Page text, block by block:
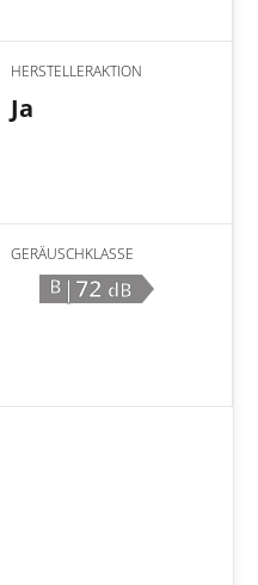
HERSTELLERAKTION
Ja
GERÄUSCHKLASSE
B |72 dB